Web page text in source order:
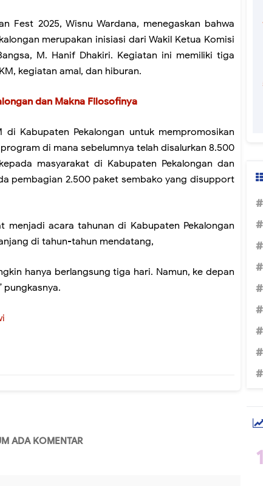
Fest 2025, Wisnu Wardana, menegaskan bahwa
merupakan inisiasi dari Wakil Ketua Komisi
M. Hanif Dhakiri. Kegiatan ini memiliki tiga
kegiatan amal, dan hiburan.
dan Makna Filosofinya
di Kabupaten Pekalongan untuk mempromosikan
di mana sebelumnya telah disalurkan 8.500
masyarakat di Kabupaten Pekalongan dan
pembagian 2.500 paket sembako yang disupport
menjadi acara tahunan di Kabupaten Pekalongan
di tahun-tahun mendatang,
hanya berlangsung tiga hari. Namun, ke depan
pungkasnya.
ADA KOMENTAR